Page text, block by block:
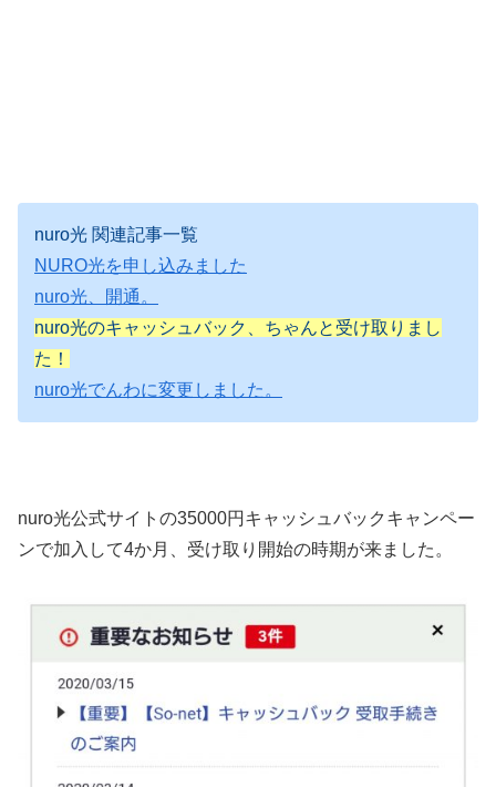
nuro光 関連記事一覧
NURO光を申し込みました
nuro光、開通。
nuro光のキャッシュバック、ちゃんと受け取りまし
た！
nuro光でんわに変更しました。
nuro光公式サイトの35000円キャッシュバックキャンペー
ンで加入して4か月、受け取り開始の時期が来ました。